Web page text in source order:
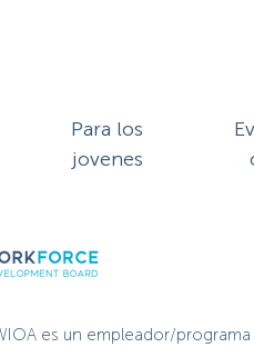
Para los
jovenes
es un empleador/